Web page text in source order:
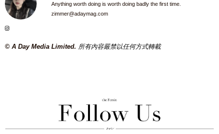
Anything worth doing is worth doing badly the first time.
zimmer@adaymag.com
© A Day Media Limited. 所有內容嚴禁以任何方式轉載